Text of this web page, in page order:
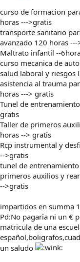
curso de formacion
horas --->gratis
transporte sanitario
avanzado 120 horas
Maltrato infantil --
curso mecanica de
salud laboral y riesgos
asistencia al trauma
horas ---> gratis
Tunel de
gratis
Taller de primeros
horas --> gratis
Rcp instrumental y
-->gratis
tunel de
primeros auxilios y
-->gratis
impartidos en summa
Pd:No pagaria ni un €
matricula de una
un saludo